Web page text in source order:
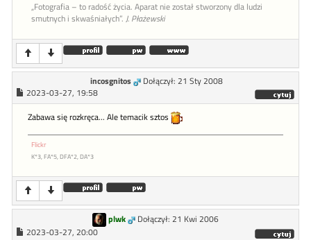
„Fotografia – to radość życia. Aparat nie został stworzony dla ludzi
smutnych i skwaśniałych”. J. Płażewski
incosgnitos
Dołączył: 21 Sty 2008
2023-03-27, 19:58
Zabawa się rozkręca... Ale temacik sztos
Flickr
K*3, FA*5, DFA*2, DA*3
plwk
Dołączył: 21 Kwi 2006
2023-03-27, 20:00